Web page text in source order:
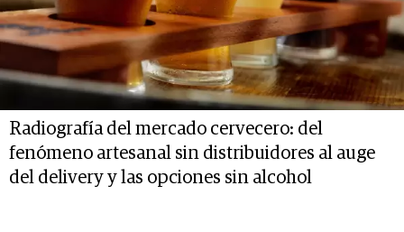
Radiografía del mercado cervecero: del
fenómeno artesanal sin distribuidores al auge
del delivery y las opciones sin alcohol